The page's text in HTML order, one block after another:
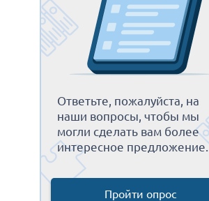
Ответьте, пожалуйста, на
наши вопросы, чтобы мы
могли сделать вам более
интересное предложение.
Пройти опрос